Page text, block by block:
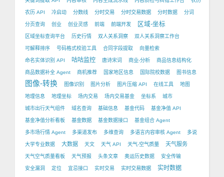
农历 API 冷启动 分数线 分时交易 分时交易数据 分时数据 分词
分页查询 创业 创业灵感 前端 前端开发 区域-坐标
区域坐标查询平台 历史行情 双人关系洞察 双人关系洞察工作台
可解释排序 号码格式校验工具 合同字段提取 向量检索
命名实体识别 API 咕咕监控 唐诗宋词 商业-分析 商品信息结构化
商品数据补全 Agent 商机推荐 国家地区信息 国际院校数据 图书信息
图像-转换 图像识别 图片分析 图片压缩 API 在线工具 地图
地理信息 地理坐标 场内交易 场内交易基金 坐标系 城市
城市出行天气组件 域名查询 基础信息 基金代码 基金净值 API
基金净值分析看板 基金数据 基金数据接口 基金组合 Agent
多市场行情 Agent 多渠道发布 多维查询 多语言内容审核 Agent 多说
大学专业数据 大数据 天文 天气 API 天气-空气质量 天气服务
天气空气质量看板 天气预报 头条文章 奥运历史数据 安全传输
安全漏洞 定位 宜忌接口 实时交易 实时交易数据 实时数据